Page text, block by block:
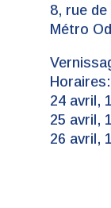
8, rue
Métro
24 avril,
25 avril,
26 avril,